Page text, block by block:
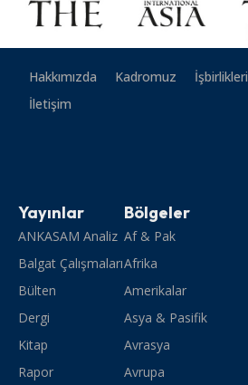
Hakkımızda Kadromuz İşbirlikleri
İletişim
Yayınlar
ANKASAM Analiz
Balgat Çalışmaları
Bülten
Dergi
Kitap
Rapor
Bölgeler
Af & Pak
Afrika
Amerikalar
Asya & Pasifik
Avrasya
Avrupa